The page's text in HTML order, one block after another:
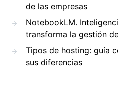
de las empresas
NotebookLM.
transforma la gestión
Tipos de hosting: guía
sus diferencias